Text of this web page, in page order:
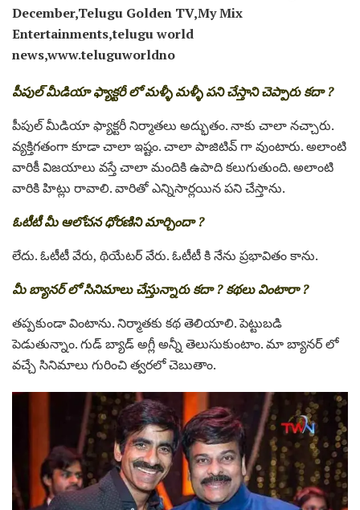
పీపుల్ మీడియా ఫ్యాక్టరీ లో మళ్ళీ మళ్ళీ పని చేస్తాని చెప్పారు కదా ?
పీపుల్ మీడియా ఫ్యాక్టరీ నిర్మాతలు అద్భుతం. నాకు చాలా నచ్చారు.
వ్యక్తిగతంగా కూడా చాలా ఇష్టం. చాలా పాజిటివ్ గా వుంటారు. అలాంటి
వారికీ విజయాలు వస్తే చాలా మందికి ఉపాది కలుగుతుంది. అలాంటి
వారికి హిట్లు రావాలి. వారితో ఎన్నిసార్లయిన పని చేస్తాను.
ఓటీటీ మీ ఆలోచన ధోరణిని మార్చిందా ?
లేదు. ఓటీటీ వేరు, థియేటర్ వేరు. ఓటీటీ కి నేను ప్రభావితం కాను.
మీ బ్యానర్ లో సినిమాలు చేస్తున్నారు కదా ? కథలు వింటారా ?
తప్పకుండా వింటాను. నిర్మాతకు కథ తెలియాలి. పెట్టుబడి
పెడుతున్నాం. గుడ్ బ్యాడ్ అగ్లీ అన్నీ తెలుసుకుంటాం. మా బ్యానర్ లో
వచ్చే సినిమాలు గురించి త్వరలో చెబుతాం.